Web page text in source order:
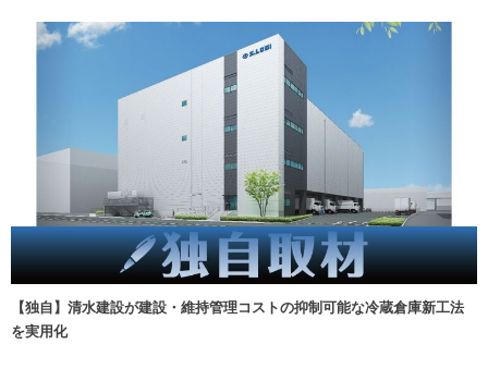
【独自】清水建設が建設・維持管理コストの抑制可能な冷蔵倉庫新工法
を実用化